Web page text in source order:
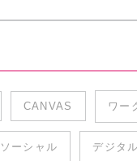
CANVAS ワー
ソーシャル デジタ